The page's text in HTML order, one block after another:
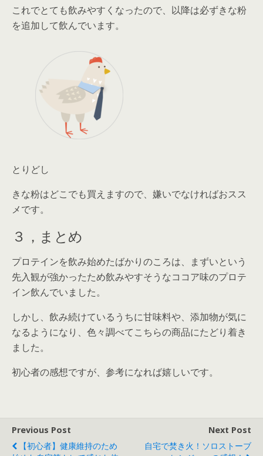
これでとても飲みやすくなったので、以降は必ずきな粉
を追加して飲んでいます。
とりどし
きな粉はどこでも買えますので、嫌いでなければおスス
メです。
３，まとめ
プロテインを飲み始めたばかりのころは、まずいという
先入観が強かったため飲みやすそうなココア味のプロテ
イン飲んでいました。
しかし、飲み続けているうちに甘味料や、添加物が気に
なるようになり、色々調べてこちらの商品にたどり着き
ました。
初心者の感想ですが、参考になれば嬉しいです。
Previous Post
【初心者】健康維持のため
Next Post
自宅で焚き火！ソロストーブ